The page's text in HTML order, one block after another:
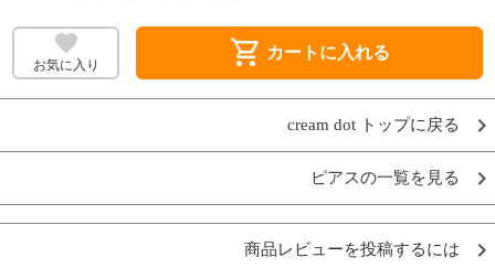
お気に入り shopping_cart カートに入れる
cream dot トップに戻る
ピアスの一覧を見る
商品レビューを投稿するには